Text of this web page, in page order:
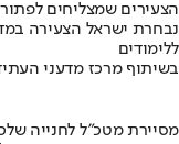
הצעירים שמצליחים
נבחרת ישראל הצעירה
ללימודים
בשיתוף מרכז מדעני
מסיירת מטכ"ל לחנייה